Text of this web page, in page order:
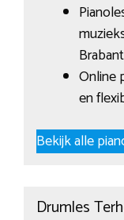
Brabant
Online
en
Bekijk alle
Drumles